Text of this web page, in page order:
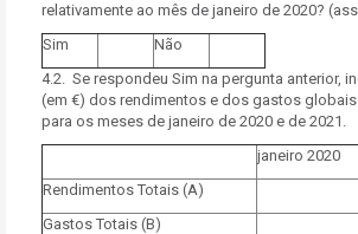
relativamente ao mês de janeiro de 2020?
Sim
Não
4.2. Se respondeu Sim na pergunta anterior,
(em €) dos rendimentos e dos gastos
para os meses de janeiro de 2020 e de 2021.
janeiro 2020
Rendimentos Totais (A)
Gastos Totais (B)